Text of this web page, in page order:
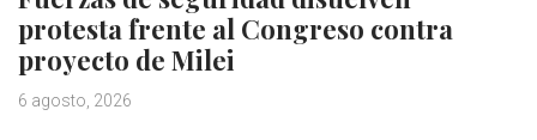
protesta frente al Congreso contra
proyecto de Milei
6 agosto, 2026